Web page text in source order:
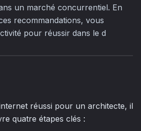
un marché concurrentiel. En
recommandations, vous
pour réussir dans le d
réussi pour un architecte, il
quatre étapes clés :